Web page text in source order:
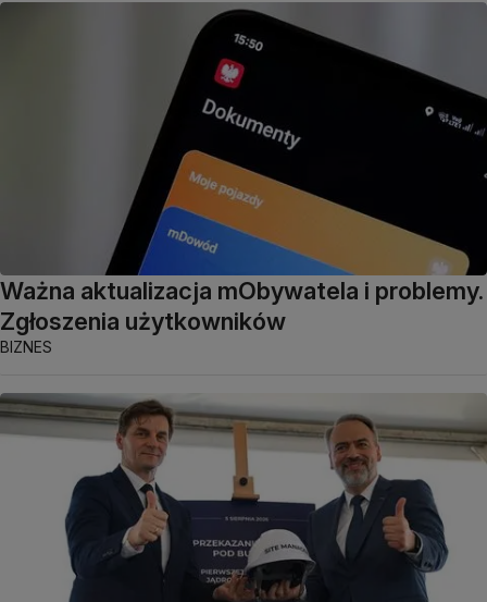
Ważna aktualizacja mObywatela i problemy.
Zgłoszenia użytkowników
BIZNES